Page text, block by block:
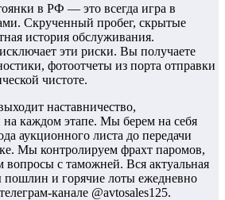
в РФ — это всегда игра в
Скрученный пробег, скрытые
история обслуживания.
эти риски. Вы получаете
фотоотчеты из порта отправки
чистоте.
наставничество,
на каждом этапе. Мы берем на себя
аукционного листа до передачи
Мы контролируем фрахт паромов,
вопросы с таможней. Вся актуальная
и горячие лоты ежедневно
канале @avtosales125.